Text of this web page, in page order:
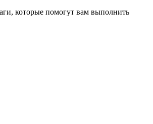
которые помогут вам выполнить